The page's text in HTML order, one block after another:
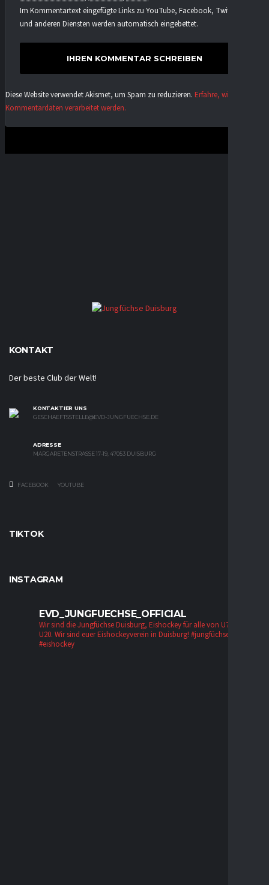
Im Kommentartext eingefügte Links zu YouTube, Facebook, Twitter
und anderen Diensten werden automatisch eingebettet.
Diese Website verwendet Akismet, um Spam zu reduzieren. Erfahre, wie deine
Kommentardaten verarbeitet werden.
KONTAKT
Der beste Club der Welt!
KONTAKTIER UNS
GESCHAEFTSSTELLE@EVD-JUNGFUECHSE.DE
ADRESSE
MARGARETENSTRASSE 17-19, 47053 DUISBURG
FACEBOOK YOUTUBE
TIKTOK
INSTAGRAM
EVD_JUNGFUECHSE_OFFICIAL
Wir sind die Jungfüchse Duisburg, Eishockey für alle von U7 bis zur
U20. Wir sind euer Eishockeyverein in Duisburg! #jungfüchse #evd
#eishockey